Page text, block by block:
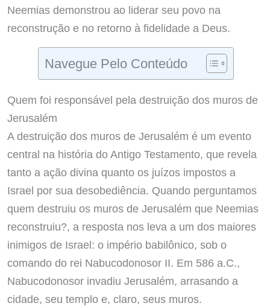
Neemias demonstrou ao liderar seu povo na
reconstrução e no retorno à fidelidade a Deus.
Navegue Pelo Conteúdo
Quem foi responsável pela destruição dos muros de
Jerusalém
A destruição dos muros de Jerusalém é um evento
central na história do Antigo Testamento, que revela
tanto a ação divina quanto os juízos impostos a
Israel por sua desobediência. Quando perguntamos
quem destruiu os muros de Jerusalém que Neemias
reconstruiu?, a resposta nos leva a um dos maiores
inimigos de Israel: o império babilônico, sob o
comando do rei Nabucodonosor II. Em 586 a.C.,
Nabucodonosor invadiu Jerusalém, arrasando a
cidade, seu templo e, claro, seus muros.